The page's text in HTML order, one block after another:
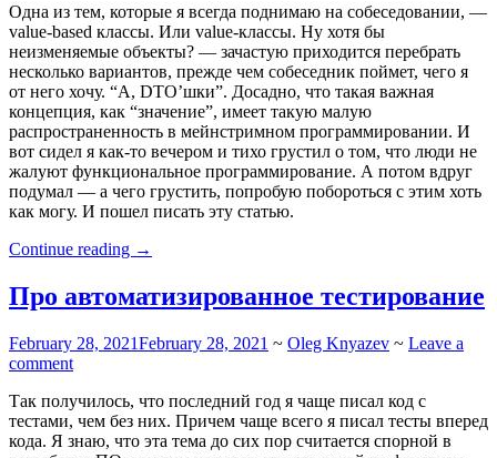
Одна из тем, которые я всегда поднимаю на собеседовании, —
value-based классы. Или value-классы. Ну хотя бы
неизменяемые объекты? — зачастую приходится перебрать
несколько вариантов, прежде чем собеседник поймет, чего я
от него хочу. “А, DTO’шки”. Досадно, что такая важная
концепция, как “значение”, имеет такую малую
распространенность в мейнстримном программировании. И
вот сидел я как-то вечером и тихо грустил о том, что люди не
жалуют функциональное программирование. А потом вдруг
подумал — а чего грустить, попробую побороться с этим хоть
как могу. И пошел писать эту статью.
Continue reading “Значение
→
Про автоматизированное тестирование
February 28, 2021February 28, 2021 ~ Oleg Knyazev ~ Leave a
comment
Так получилось, что последний год я чаще писал код с
тестами, чем без них. Причем чаще всего я писал тесты вперед
кода. Я знаю, что эта тема до сих пор считается спорной в